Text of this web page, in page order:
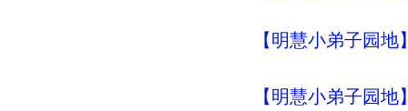
【明慧小弟子园
【明慧小弟子园